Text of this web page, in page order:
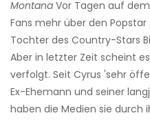
Montana Vor Tagen auf
Fans mehr über den
Tochter des Country-Stars
Aber in letzter Zeit scheint
verfolgt. Seit Cyrus 'sehr
Ex-Ehemann und seiner
haben die Medien sie durch